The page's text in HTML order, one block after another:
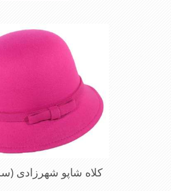
کلاه شاپو شهرزادی